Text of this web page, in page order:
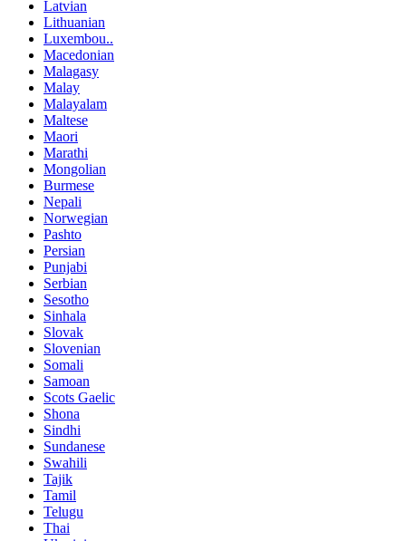
Latvian
Lithuanian
Luxembou..
Macedonian
Malagasy
Malay
Malayalam
Maltese
Maori
Marathi
Mongolian
Burmese
Nepali
Norwegian
Pashto
Persian
Punjabi
Serbian
Sesotho
Sinhala
Slovak
Slovenian
Somali
Samoan
Scots Gaelic
Shona
Sindhi
Sundanese
Swahili
Tajik
Tamil
Telugu
Thai